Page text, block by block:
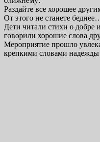
Раздайте все хорошее
От этого не станете
Дети читали стихи о добре
говорили хорошие слова
Мероприятие прошло
крепкими словами